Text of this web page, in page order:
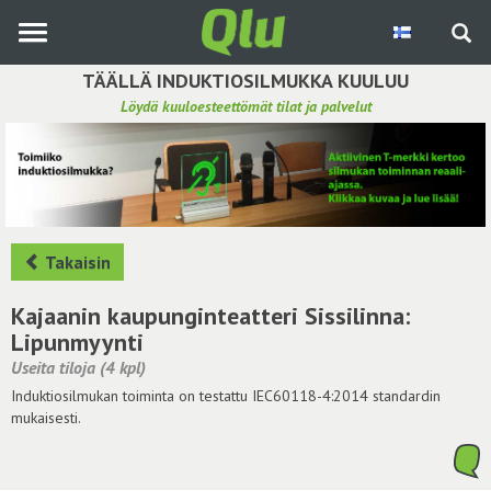
pääsisältöön
TÄÄLLÄ INDUKTIOSILMUKKA KUULUU
Löydä kuuloesteettömät tilat ja palvelut
Etsi induktiosilmukka
Tee ehdotus ja vaikuta kuulemiskokemukseen
Hae ehdotuksia
Käyttöohje
Yhteydenottopyyntö
Kirjaudu sisään
Takaisin
Kajaanin kaupunginteatteri Sissilinna:
Lipunmyynti
Useita tiloja (4 kpl)
Induktiosilmukan toiminta on testattu IEC60118-4:2014 standardin
mukaisesti.